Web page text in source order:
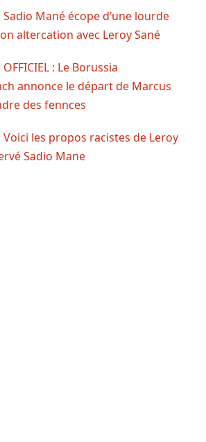
Sadio Mané écope d’une lourde
altercation avec Leroy Sané
OFFICIEL : Le Borussia
annonce le départ de Marcus
des fennces
Voici les propos racistes de Leroy
Sadio Mane